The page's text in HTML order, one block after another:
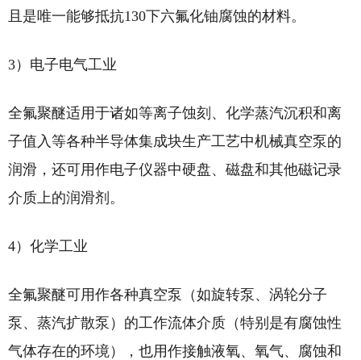
且是唯一能够抵抗130下六氟化铀腐蚀的材料。
3）电子电气工业
全氟聚醚适用于诸如等离子蚀刻、化学蒸汽沉积和离
子值入等各种半导体集成块生产工艺中机械真空泵的
润滑，还可用作电子仪器中硬盘、磁盘和其他磁记录
介质上的润滑剂。
4）化学工业
全氟聚醚可用作各种真空泵（如旋转泵、涡轮分子
泵、蒸汽扩散泵）的工作流体介质（特别是有腐蚀性
气体存在的环境），也用作接触液氧、氧气、腐蚀和